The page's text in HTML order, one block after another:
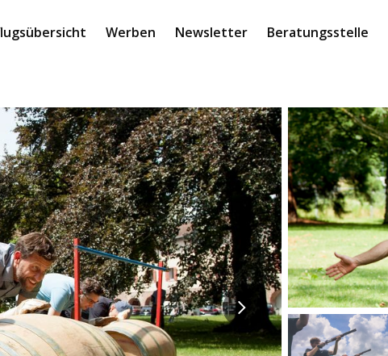
Werben Newsletter Beratungsstelle